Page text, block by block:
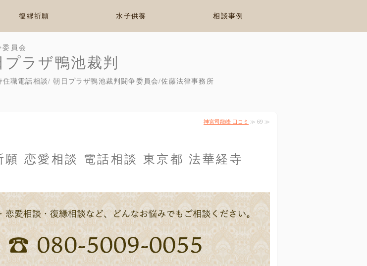
員会
ラザ鴨池裁判
職電話相談/ 朝日プラザ鴨池裁判闘争委員会/佐藤法律事務所
復縁祈願 水子供養 相談事例
神宮司龍峰 口コミ ≫ 69 ≫
願 恋愛相談 電話相談 東京都 法華経寺